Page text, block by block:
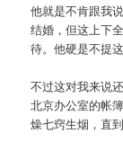
他就是不肯跟我
结婚，但这上下
待。他硬是不提
不过这对我来说
北京办公室的帐
燥七窍生烟，直